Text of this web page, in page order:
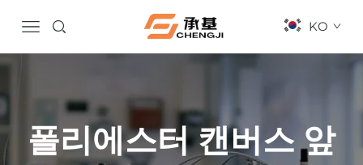
KO
폴리에스터 캔버스 앞